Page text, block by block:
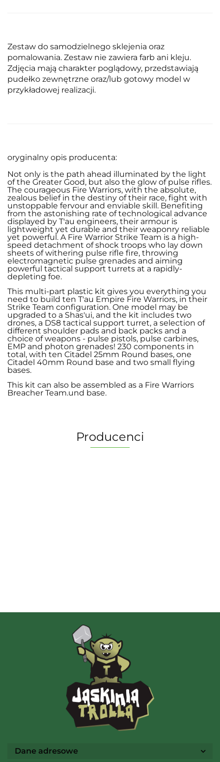
Zestaw do samodzielnego sklejenia oraz
pomalowania. Zestaw nie zawiera farb ani kleju.
Zdjęcia mają charakter poglądowy, przedstawiają
pudełko zewnętrzne oraz/lub gotowy model w
przykładowej realizacji.
oryginalny opis producenta:
Not only is the path ahead illuminated by the light
of the Greater Good, but also the glow of pulse rifles.
The courageous Fire Warriors, with the absolute,
zealous belief in the destiny of their race, fight with
unstoppable fervour and enviable skill. Benefiting
from the astonishing rate of technological advance
displayed by T'au engineers, their armour is
lightweight yet durable and their weaponry reliable
yet powerful. A Fire Warrior Strike Team is a high-
speed detachment of shock troops who lay down
sheets of withering pulse rifle fire, throwing
electromagnetic pulse grenades and aiming
powerful tactical support turrets at a rapidly-
depleting foe.
This multi-part plastic kit gives you everything you
need to build ten T'au Empire Fire Warriors, in their
Strike Team configuration. One model may be
upgraded to a Shas'ui, and the kit includes two
drones, a DS8 tactical support turret, a selection of
different shoulder pads and back packs and a
choice of weapons - pulse pistols, pulse carbines,
EMP and photon grenades! 230 components in
total, with ten Citadel 25mm Round bases, one
Citadel 40mm Round base and two small flying
bases.
This kit can also be assembled as a Fire Warriors
Breacher Team.und base.
Producenci
AMIGO Spiel
Ammo
Dane adresowe